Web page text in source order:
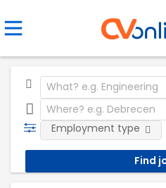
Employment type